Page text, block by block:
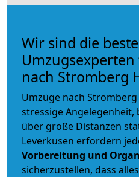
Wir sind die
nach Stromberg
Umzüge nach
stressige Angelegenheit,
über große Distanzen
Leverkusen erfordern
Vorbereitung und
sicherzustellen, dass alles